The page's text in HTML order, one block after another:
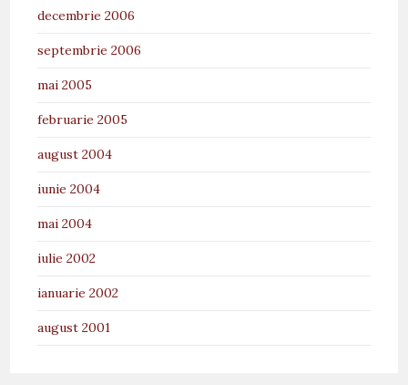
decembrie 2006
septembrie 2006
mai 2005
februarie 2005
august 2004
iunie 2004
mai 2004
iulie 2002
ianuarie 2002
august 2001